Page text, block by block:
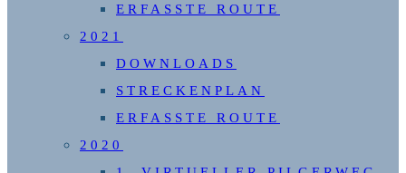
ERFASSTE ROUTE
2021
DOWNLOADS
STRECKENPLAN
ERFASSTE ROUTE
2020